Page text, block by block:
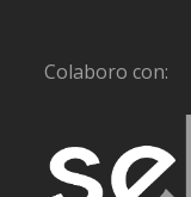
Colaboro con: